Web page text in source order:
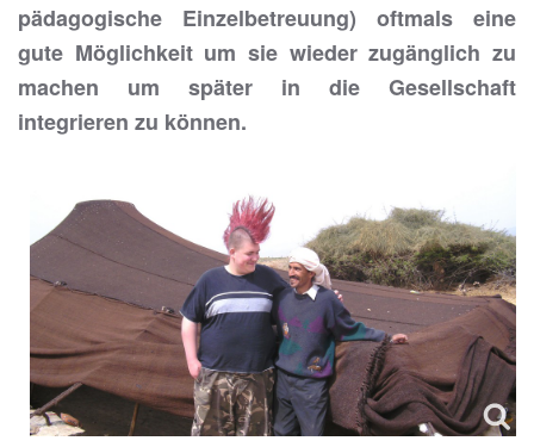
pädagogische Einzelbetreuung) oftmals eine
gute Möglichkeit um sie wieder zugänglich zu
machen um später in die Gesellschaft
integrieren zu können.